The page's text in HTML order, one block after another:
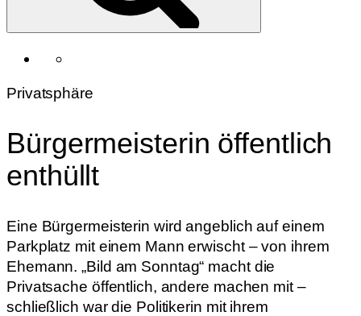
Privatsphäre
Bürgermeisterin öffentlich
enthüllt
Eine Bürgermeisterin wird angeblich auf einem
Parkplatz mit einem Mann erwischt – von ihrem
Ehemann. „Bild am Sonntag“ macht die
Privatsache öffentlich, andere machen mit –
schließlich war die Politikerin mit ihrem